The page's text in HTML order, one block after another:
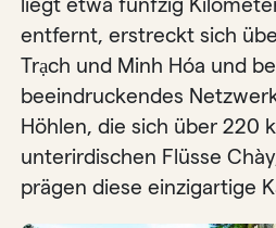
entfernt, erstreckt sich
Trạch und Minh Hóa und
beeindruckendes
Höhlen, die sich über 220
unterirdischen Flüsse
prägen diese einzigartige